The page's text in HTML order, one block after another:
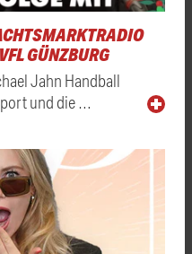
GÜNZBURG
Jahn Handball
und die …